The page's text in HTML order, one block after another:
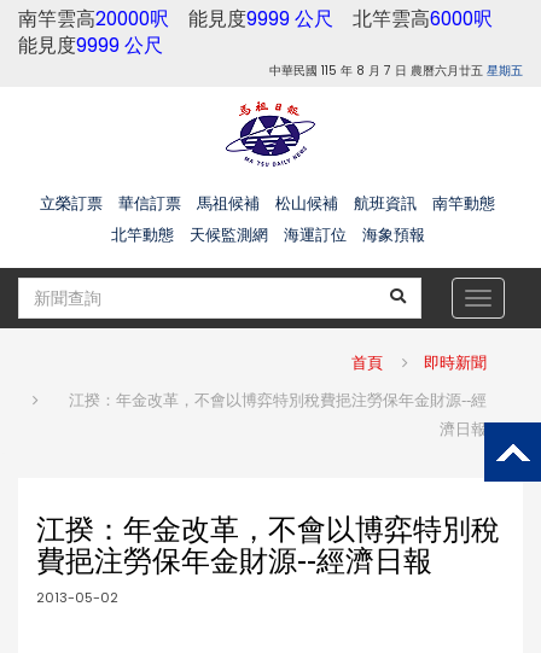
南竿雲高20000呎 能見度9999 公尺 北竿雲高6000呎
能見度9999 公尺
中華民國 115 年 8 月 7 日 農曆六月廿五 星期五
立榮訂票 華信訂票 馬祖候補 松山候補 航班資訊
南竿動態
北竿動態
天候監測網 海運訂位 海象預報
Toggle
首頁 即時新聞
江揆：年金改革，不會以博弈特別稅費挹注勞保年金財源--經
濟日報
江揆：年金改革，不會以博弈特別稅
費挹注勞保年金財源--經濟日報
2013-05-02